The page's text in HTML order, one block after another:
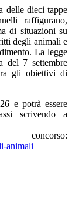
delle dieci tappe
raffigurano,
di situazioni su
degli animali e
La legge
del 7 settembre
gli obiettivi di
e potrà essere
scrivendo a
animali